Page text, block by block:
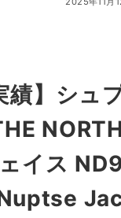
績】 シュ
イス